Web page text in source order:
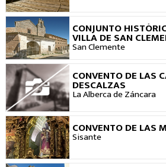
CONJUNTO
VILLA DE SAN
San Clemente
VER
CONVENTO DE LAS
DESCALZAS
La Alberca de Záncara
VER
CONVENTO DE LAS
Sisante VER